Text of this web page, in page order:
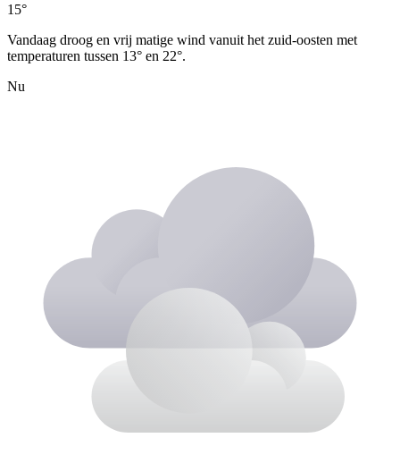
15°
Vandaag droog en vrij matige wind vanuit het zuid-oosten met
temperaturen tussen 13° en 22°.
Nu